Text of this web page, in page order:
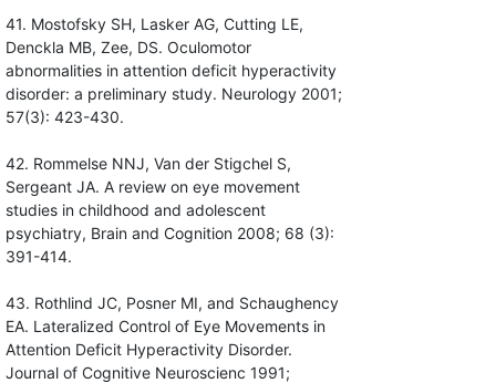
41. Mostofsky SH, Lasker AG, Cutting LE,
Denckla MB, Zee, DS. Oculomotor
abnormalities in attention deficit hyperactivity
disorder: a preliminary study. Neurology 2001;
57(3): 423-430.
42. Rommelse NNJ, Van der Stigchel S,
Sergeant JA. A review on eye movement
studies in childhood and adolescent
psychiatry, Brain and Cognition 2008; 68 (3):
391-414.
43. Rothlind JC, Posner MI, and Schaughency
EA. Lateralized Control of Eye Movements in
Attention Deficit Hyperactivity Disorder.
Journal of Cognitive Neuroscienc 1991;